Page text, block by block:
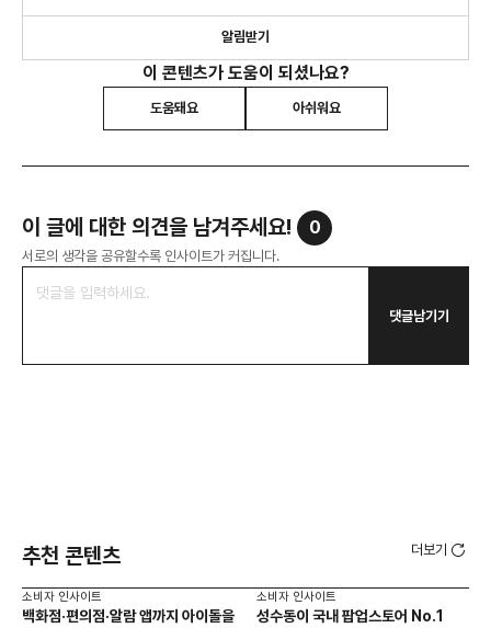
알림받기
이 콘텐츠가 도움이 되셨나요?
도움돼요 아쉬워요
이 글에 대한 의견을 남겨주세요! 0
서로의 생각을 공유할수록 인사이트가 커집니다.
댓글남기기
추천 콘텐츠 더보기
소비자 인사이트
백화점·편의점·알람 앱까지 아이돌을
소비자 인사이트
성수동이 국내 팝업스토어 No.1